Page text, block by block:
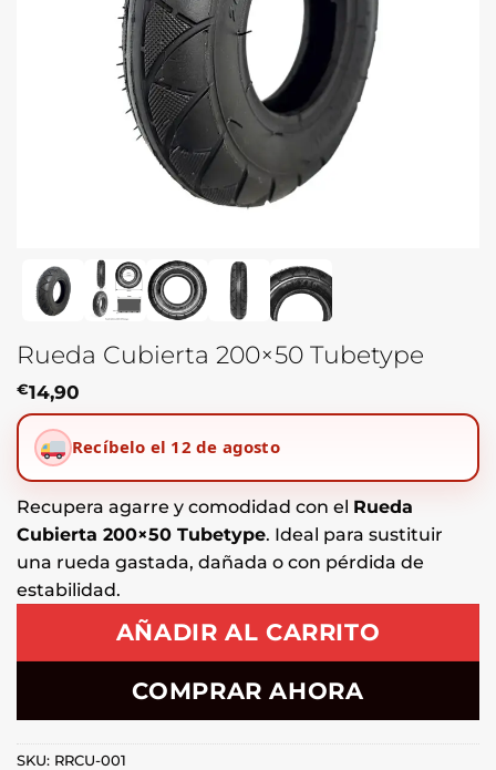
Rueda Cubierta 200×50 Tubetype
€14,90
Recíbelo el 12 de agosto
Recupera agarre y comodidad con el Rueda
Cubierta 200×50 Tubetype. Ideal para sustituir
una rueda gastada, dañada o con pérdida de
estabilidad.
AÑADIR AL CARRITO
COMPRAR AHORA
SKU: RRCU-001